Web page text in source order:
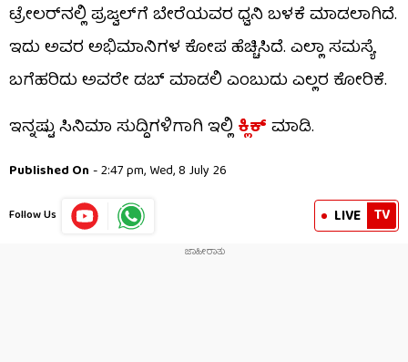
ಟ್ರೇಲರ್​​ನಲ್ಲಿ ಪ್ರಜ್ವಲ್​ಗೆ ಬೇರೆಯವರ ಧ್ವನಿ ಬಳಕೆ ಮಾಡಲಾಗಿದೆ.
ಇದು ಅವರ ಅಭಿಮಾನಿಗಳ ಕೋಪ ಹೆಚ್ಚಿಸಿದೆ. ಎಲ್ಲಾ ಸಮಸ್ಯೆ
ಬಗೆಹರಿದು ಅವರೇ ಡಬ್ ಮಾಡಲಿ ಎಂಬುದು ಎಲ್ಲರ ಕೋರಿಕೆ.
ಇನ್ನಷ್ಟು ಸಿನಿಮಾ ಸುದ್ದಿಗಳಿಗಾಗಿ ಇಲ್ಲಿಕ್ಲಿಕ್​ ಮಾಡಿ.
Published On - 2:47 pm, Wed, 8 July 26
Follow Us LIVE TV